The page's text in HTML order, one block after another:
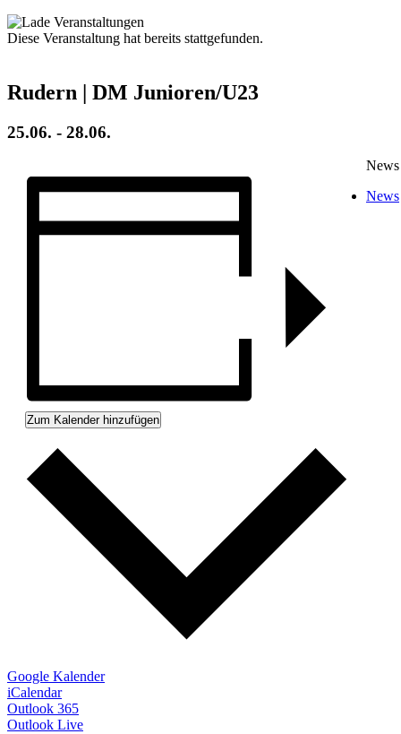
Diese Veranstaltung hat bereits stattgefunden.
Rudern | DM Junioren/U23
25.06. - 28.06.
Zum Kalender hinzufügen
Google Kalender
iCalendar
Outlook 365
Outlook Live
News
News